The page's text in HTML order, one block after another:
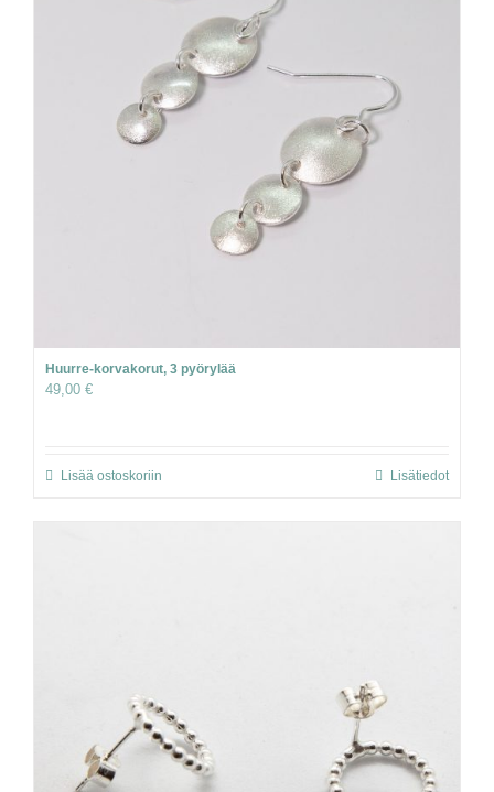
Huurre-korvakorut, 3 pyörylää
49,00 €
Lisää ostoskoriin Lisätiedot